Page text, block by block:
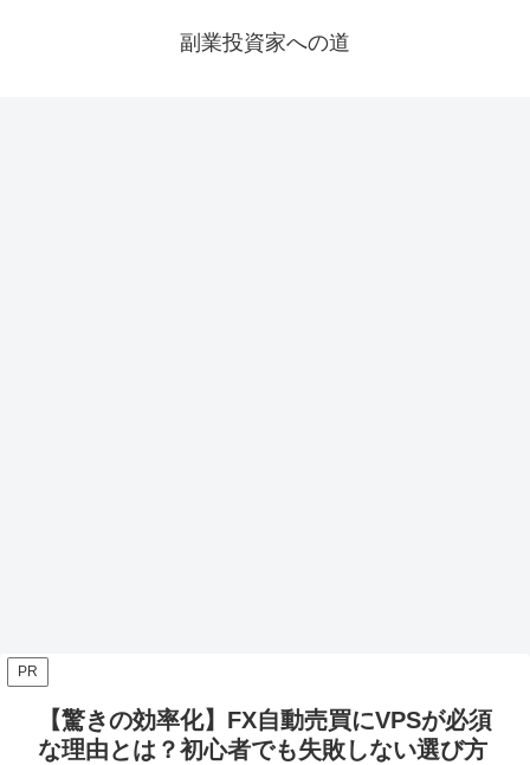
副業投資家への道
PR
【驚きの効率化】FX自動売買にVPSが必須
な理由とは？初心者でも失敗しない選び方